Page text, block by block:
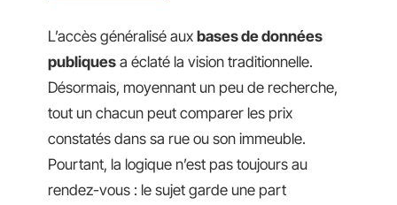
L’accès généralisé aux bases de données
publiques a éclaté la vision traditionnelle.
Désormais, moyennant un peu de recherche,
tout un chacun peut comparer les prix
constatés dans sa rue ou son immeuble.
Pourtant, la logique n’est pas toujours au
rendez-vous : le sujet garde une part